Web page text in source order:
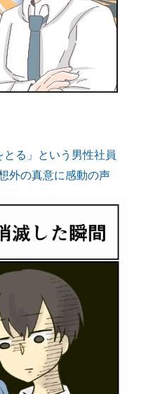
とる」という男性社員
外の真意に感動の声